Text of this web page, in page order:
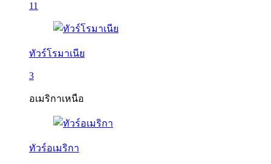
11
ทัวร์โรมาเนีย
3
อเมริกาเหนือ
ทัวร์อเมริกา